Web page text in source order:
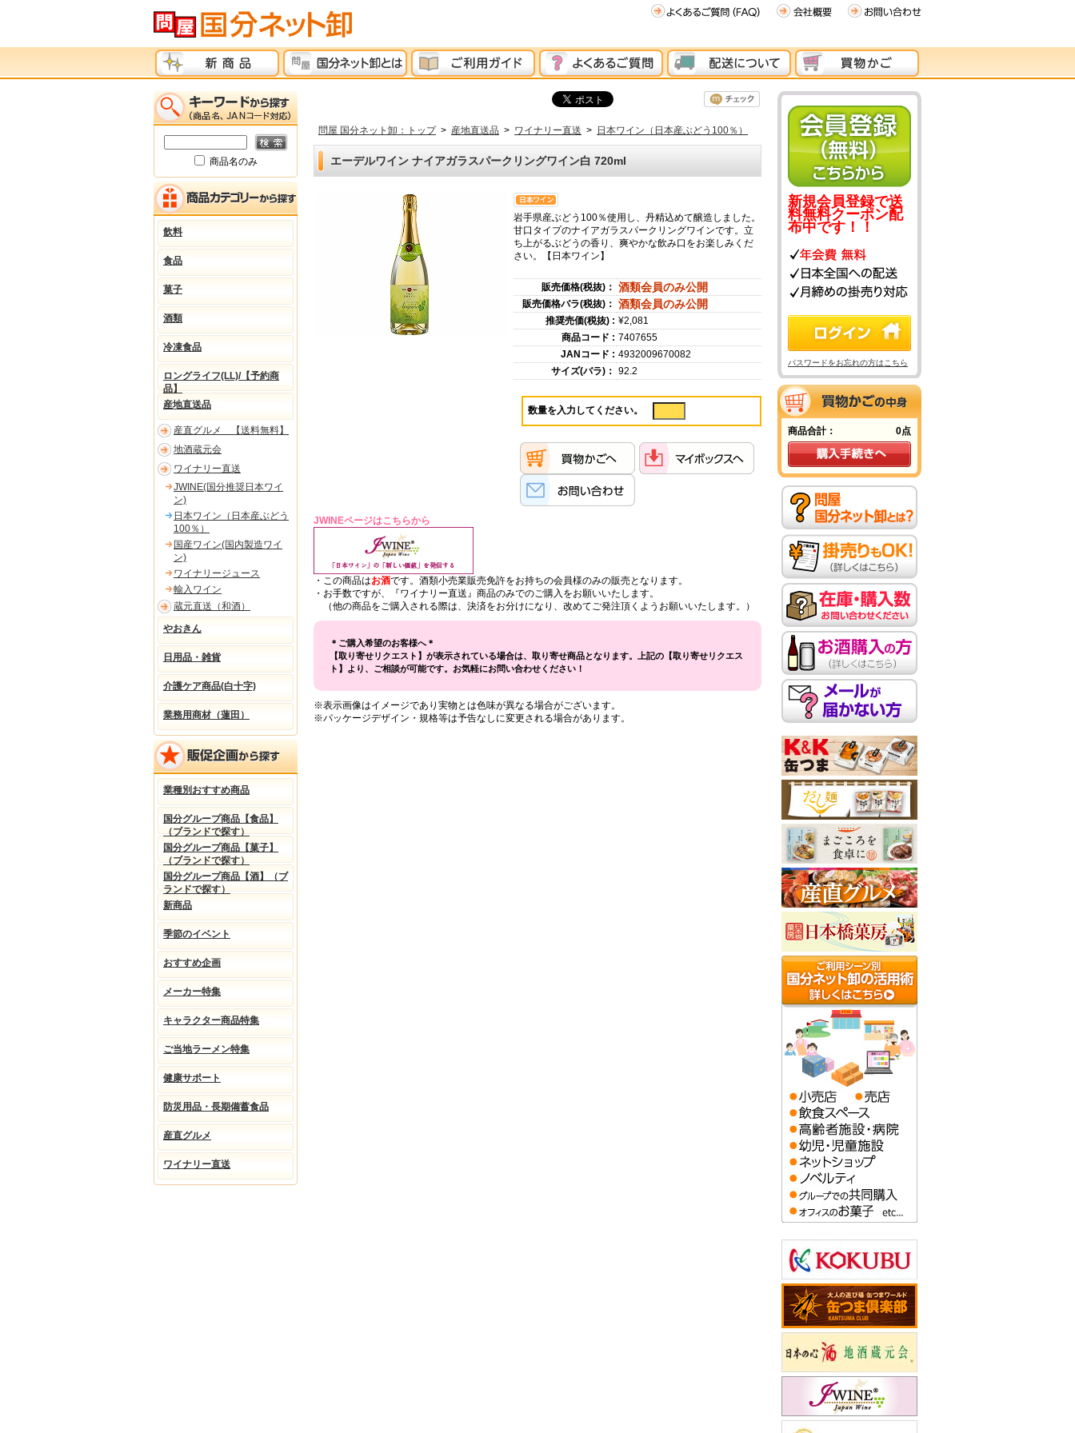
問屋 国分ネット卸：トップ > 産地直送品 > ワイナリー直送 > 日本ワイン（日本産ぶどう100％）
エーデルワイン ナイアガラスパークリングワイン白 720ml
岩手県産ぶどう100％使用し、丹精込めて醸造しました。
甘口タイプのナイアガラスパークリングワインです。立
ち上がるぶどうの香り、爽やかな飲み口をお楽しみくだ
さい。【日本ワイン】
販売価格(税抜)： 酒類会員のみ公開
販売価格バラ(税抜)： 酒類会員のみ公開
推奨売価(税抜) : ¥2,081
商品コード : 7407655
JANコード : 4932009670082
サイズ(バラ)： 92.2
数量を入力してください。
JWINEページはこちらから
・この商品はお酒です。酒類小売業販売免許をお持ちの会員様のみの販売となります。
・お手数ですが、『ワイナリー直送』商品のみでのご購入をお願いいたします。
（他の商品をご購入される際は、決済をお分けになり、改めてご発注頂くようお願いいたします。）
＊ご購入希望のお客様へ＊
【取り寄せリクエスト】が表示されている場合は、取り寄せ商品となります。上記の【取り寄せリクエス
ト】より、ご相談が可能です。お気軽にお問い合わせください！
※表示画像はイメージであり実物とは色味が異なる場合がございます。
※パッケージデザイン・規格等は予告なしに変更される場合があります。
商品名のみ
飲料
食品
菓子
酒類
冷凍食品
ロングライフ(LL)/【予約商
品】
産地直送品
産直グルメ 【送料無料】
地酒蔵元会
ワイナリー直送
JWINE(国分推奨日本ワイ
ン)
日本ワイン（日本産ぶどう
100％）
国産ワイン(国内製造ワイ
ン)
ワイナリージュース
輸入ワイン
蔵元直送（和酒）
やおきん
日用品・雑貨
介護ケア商品(白十字)
業務用商材（蓮田）
業種別おすすめ商品
国分グループ商品【食品】
（ブランドで探す）
国分グループ商品【菓子】
（ブランドで探す）
国分グループ商品【酒】（ブ
ランドで探す）
新商品
季節のイベント
おすすめ企画
メーカー特集
キャラクター商品特集
ご当地ラーメン特集
健康サポート
防災用品・長期備蓄食品
産直グルメ
ワイナリー直送
新規会員登録で送
料無料クーポン配
布中です！！
パスワードをお忘れの方はこちら
商品合計： 0点